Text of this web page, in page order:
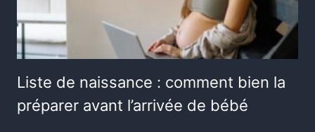
Liste de naissance : comment bien la
préparer avant l’arrivée de bébé